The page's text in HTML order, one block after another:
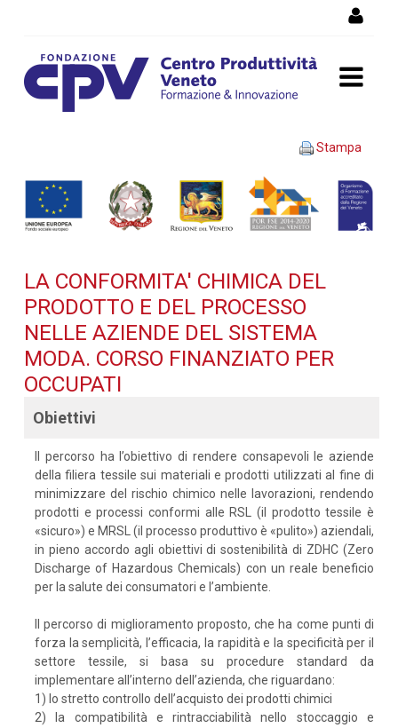
LA CONFORMITA' CHIMICA
DEL PRODOTTO E DEL
PROCESSO NELLE AZIENDE
finanziato per occupati -
Dettaglio corso di
formazione
Stampa
LA CONFORMITA' CHIMICA DEL
PRODOTTO E DEL PROCESSO
NELLE AZIENDE DEL SISTEMA
MODA. CORSO FINANZIATO PER
OCCUPATI
Obiettivi
Il percorso ha l’obiettivo di rendere consapevoli le aziende
della filiera tessile sui materiali e prodotti utilizzati al fine di
minimizzare del rischio chimico nelle lavorazioni, rendendo
prodotti e processi conformi alle RSL (il prodotto tessile è
«sicuro») e MRSL (il processo produttivo è «pulito») aziendali,
in pieno accordo agli obiettivi di sostenibilità di ZDHC (Zero
Discharge of Hazardous Chemicals) con un reale beneficio
per la salute dei consumatori e l’ambiente.
Il percorso di miglioramento proposto, che ha come punti di
forza la semplicità, l’efficacia, la rapidità e la specificità per il
settore tessile, si basa su procedure standard da
implementare all’interno dell’azienda, che riguardano:
1) lo stretto controllo dell’acquisto dei prodotti chimici
2) la compatibilità e rintracciabilità nello stoccaggio e